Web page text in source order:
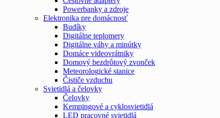
Powerbanky a zdroje
Elektronika pre domácnosť
Budíky
Digitálne teplomery
Digitálne váhy a minútky
Domáce videovrátniky
Domový bezdrôtový zvonček
Meteorologické stanice
Čističe vzduchu
Svietidlá a čelovky
Čelovky
Kempingové a cyklosvietidlá
LED pracovné svietidlá